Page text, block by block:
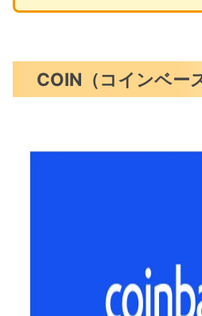
COIN（コインベー